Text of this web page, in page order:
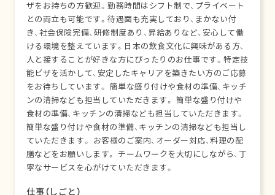
ザをお持ちの方歓迎。勤務時間はシフト制で、プライベート
との両立も可能です。待遇面も充実しており、まかない付
き、社会保険完備、研修制度あり、昇給ありなど、安心して働
ける環境を整えています。日本の飲食文化に興味がある方、
人と接することが好きな方にぴったりのお仕事です。特定技
能ビザを活かして、安定したキャリアを築きたい方のご応募
をお待ちしています。 簡単な盛り付けや食材の準備、キッチ
ンの清掃なども担当していただきます。 簡単な盛り付けや
食材の準備、キッチンの清掃なども担当していただきます。
簡単な盛り付けや食材の準備、キッチンの清掃なども担当し
ていただきます。 お客様のご案内、オーダー対応、料理の配
膳などをお願いします。 チームワークを大切にしながら、丁
寧なサービスを心がけていただきます。
仕事（しごと）